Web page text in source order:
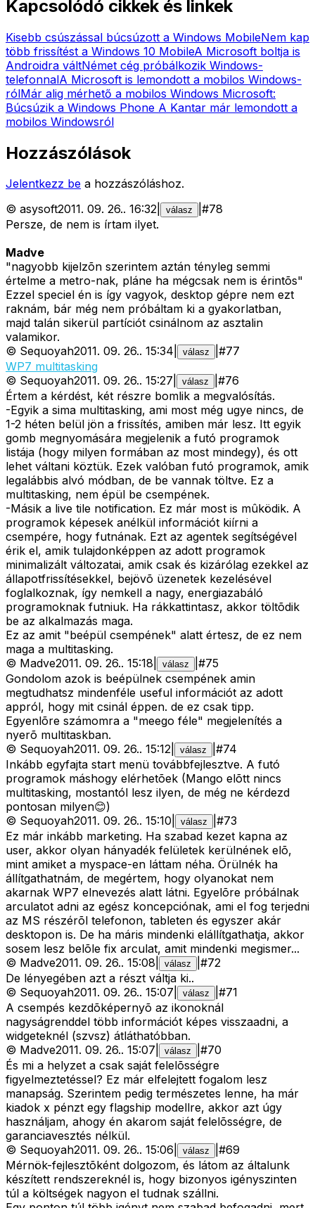
Kapcsolódó cikkek és linkek
Kisebb csúszással búcsúzott a Windows MobileNem kap
több frissítést a Windows 10 MobileA Microsoft boltja is
Androidra váltNémet cég próbálkozik Windows-
telefonnalA Microsoft is lemondott a mobilos Windows-
rólMár alig mérhető a mobilos Windows Microsoft:
Búcsúzik a Windows Phone A Kantar már lemondott a
mobilos Windowsról
Hozzászólások
Jelentkezz be a hozzászóláshoz.
© asysoft2011. 09. 26.. 16:32 válasz #78
Persze, de nem is írtam ilyet.
Madve
"nagyobb kijelzõn szerintem aztán tényleg semmi
értelme a metro-nak, pláne ha mégcsak nem is érintõs"
Ezzel speciel én is így vagyok, desktop gépre nem ezt
raknám, bár még nem próbáltam ki a gyakorlatban,
majd talán sikerül partíciót csinálnom az asztalin
valamikor.
© Sequoyah2011. 09. 26.. 15:34 válasz #77
WP7 multitasking
© Sequoyah2011. 09. 26.. 15:27 válasz #76
Értem a kérdést, két részre bomlik a megvalósítás.
-Egyik a sima multitasking, ami most még ugye nincs, de
1-2 héten belül jön a frissítés, amiben már lesz. Itt egyik
gomb megnyomására megjelenik a futó programok
listája (hogy milyen formában az most mindegy), és ott
lehet váltani köztük. Ezek valóban futó programok, amik
legalábbis alvó módban, de be vannak töltve. Ez a
multitasking, nem épül be csempének.
-Másik a live tile notification. Ez már most is mûködik. A
programok képesek anélkül információt kiírni a
csempére, hogy futnának. Ezt az agentek segítségével
érik el, amik tulajdonképpen az adott programok
minimalizált változatai, amik csak és kizárólag ezekkel az
állapotfrissítésekkel, bejövõ üzenetek kezelésével
foglalkoznak, így nemkell a nagy, energiazabáló
programoknak futniuk. Ha rákkattintasz, akkor töltõdik
be az alkalmazás maga.
Ez az amit "beépül csempének" alatt értesz, de ez nem
maga a multitasking.
© Madve2011. 09. 26.. 15:18 válasz #75
Gondolom azok is beépülnek csempének amin
megtudhatsz mindenféle useful információt az adott
appról, hogy mit csinál éppen. de ez csak tipp.
Egyenlõre számomra a "meego féle" megjelenítés a
nyerõ multitaskban.
© Sequoyah2011. 09. 26.. 15:12 válasz #74
Inkább egyfajta start menü továbbfejlesztve. A futó
programok máshogy elérhetõek (Mango elõtt nincs
multitasking, mostantól lesz ilyen, de még ne kérdezd
pontosan milyen😊)
© Sequoyah2011. 09. 26.. 15:10 válasz #73
Ez már inkább marketing. Ha szabad kezet kapna az
user, akkor olyan hányadék felületek kerülnének elõ,
mint amiket a myspace-en láttam néha. Örülnék ha
állítgathatnám, de megértem, hogy olyanokat nem
akarnak WP7 elnevezés alatt látni. Egyelõre próbálnak
arculatot adni az egész koncepciónak, ami el fog terjedni
az MS részérõl telefonon, tableten és egyszer akár
desktopon is. De ha máris mindenki elállítgathatja, akkor
sosem lesz belõle fix arculat, amit mindenki megismer...
© Madve2011. 09. 26.. 15:08 válasz #72
De lényegében azt a részt váltja ki..
© Sequoyah2011. 09. 26.. 15:07 válasz #71
A csempés kezdõképernyõ az ikonoknál
nagyságrenddel több információt képes visszaadni, a
widgeteknél (szvsz) átláthatóbban.
© Madve2011. 09. 26.. 15:07 válasz #70
És mi a helyzet a csak saját felelõsségre
figyelmeztetéssel? Ez már elfelejtett fogalom lesz
manapság. Szerintem pedig természetes lenne, ha már
kiadok x pénzt egy flagship modellre, akkor azt úgy
használjam, ahogy én akarom saját felelõsségre, de
garanciavesztés nélkül.
© Sequoyah2011. 09. 26.. 15:06 válasz #69
Mérnök-fejlesztõként dolgozom, és látom az általunk
készített rendszereknél is, hogy bizonyos igényszinten
túl a költségek nagyon el tudnak szállni.